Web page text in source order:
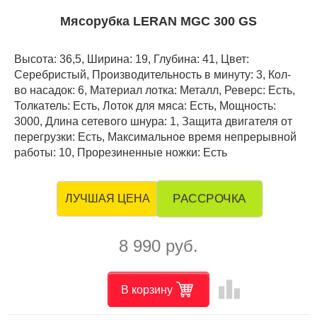
Мясорубка LERAN MGC 300 GS
Высота: 36,5, Ширина: 19, Глубина: 41, Цвет:
Серебристый, Производительность в минуту: 3, Кол-
во насадок: 6, Материал лотка: Металл, Реверс: Есть,
Толкатель: Есть, Лоток для мяса: Есть, Мощность:
3000, Длина сетевого шнура: 1, Защита двигателя от
перегрузки: Есть, Максимальное время непрерывной
работы: 10, Прорезиненные ножки: Есть
ЛУЧШАЯ ЦЕНА РАССРОЧКА
8 990 руб.
В корзину leaderboard